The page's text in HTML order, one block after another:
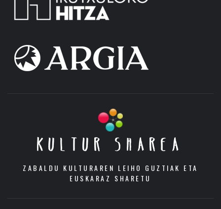
KULTUR SHAREA
ZABALDU KULTURAREN LEIHO GUZTIAK ETA
EUSKARAZ SHARETU